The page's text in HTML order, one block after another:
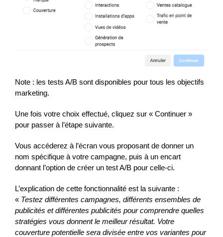
Note : les tests A/B sont disponibles pour tous les objectifs
marketing.
Une fois votre choix effectué, cliquez sur « Continuer »
pour passer à l’étape suivante.
Vous accéderez à l’écran vous proposant de donner un
nom spécifique à votre campagne, puis à un encart
donnant l’option de créer un test A/B pour celle-ci.
L’explication de cette fonctionnalité est la suivante :
« Testez différentes campagnes, différents ensembles de
publicités et différentes publicités pour comprendre quelles
stratégies vous donnent le meilleur résultat. Votre
couverture potentielle sera divisée entre vos variantes pour